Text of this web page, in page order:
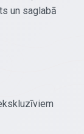
un saglabā